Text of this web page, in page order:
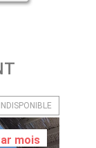
INDISPONIBLE
mois